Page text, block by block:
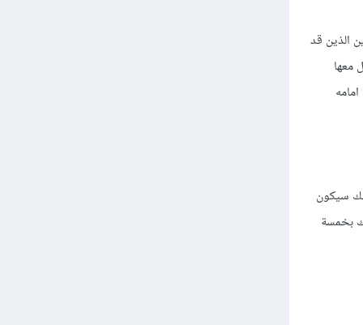
الذين قد
معها
سيكون
بخمسة